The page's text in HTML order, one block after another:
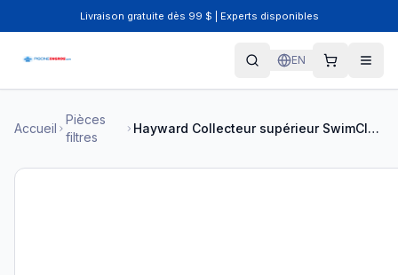
Livraison gratuite dès 99 $ | Experts disponibles
EN
Accueil
Pièces
filtres
Hayward Collecteur supérieur SwimClear CX3030C